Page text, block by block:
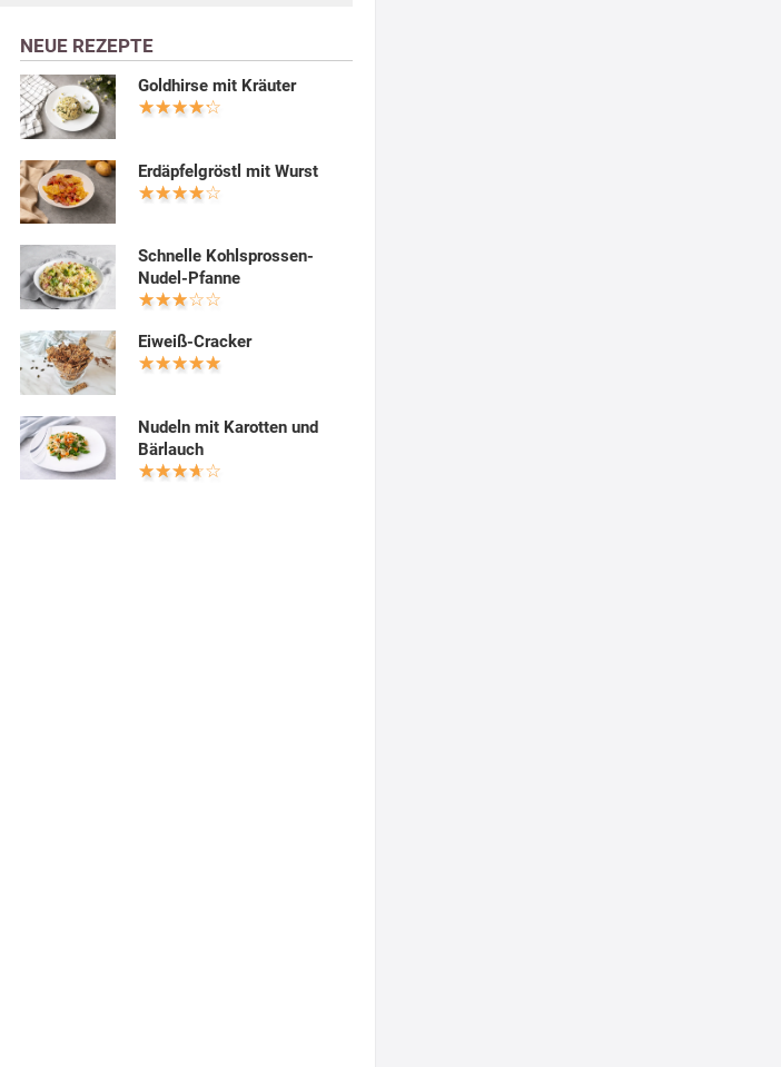
NEUE REZEPTE
Goldhirse mit Kräuter
Erdäpfelgröstl mit Wurst
Schnelle Kohlsprossen-
Nudel-Pfanne
Eiweiß-Cracker
Nudeln mit Karotten und
Bärlauch